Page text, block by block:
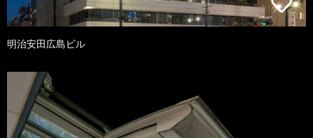
明治安田広島ビル